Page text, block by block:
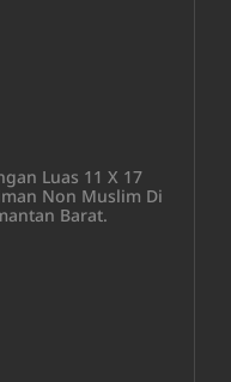
Luas 11 X 17
Non Muslim Di
Barat.